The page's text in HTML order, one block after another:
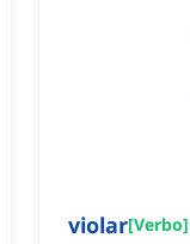
violar[Verbo]